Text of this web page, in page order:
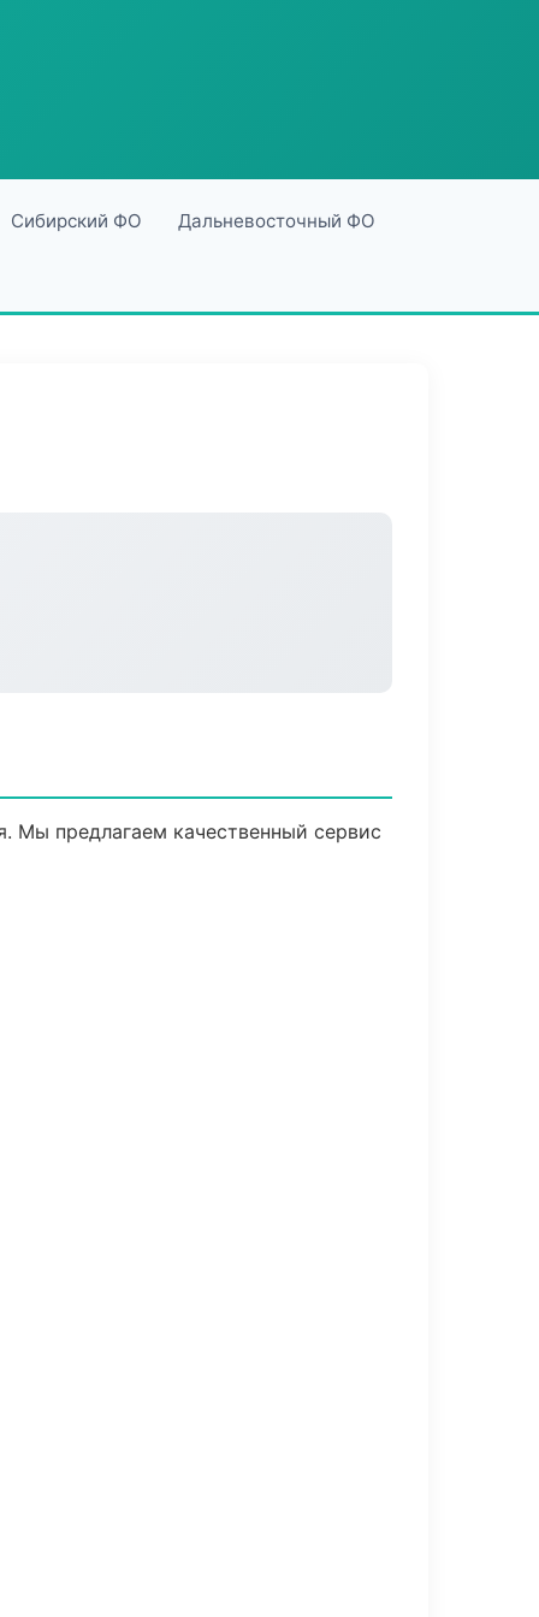
Сибирский ФО Дальневосточный ФО
Мы предлагаем качественный сервис